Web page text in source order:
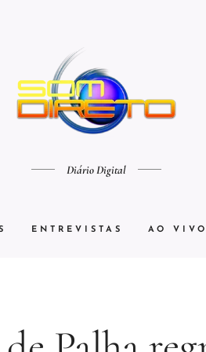
Diário Digital
ENTREVISTAS AO VIVO